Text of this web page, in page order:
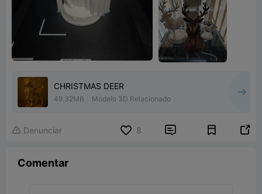
CHRISTMAS DEER
49.32MB Modelo 3D Relacionado
 Denunciar 8  
Comentar